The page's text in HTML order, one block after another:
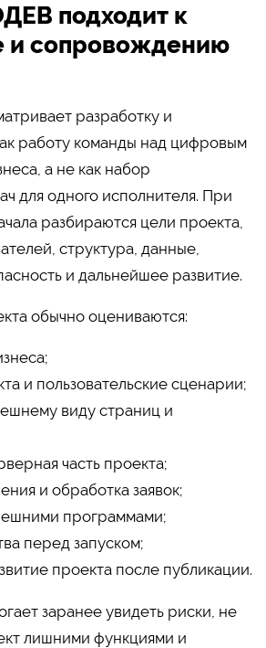
подходит к
и сопровождению
разработку и
работу команды над цифровым
а не как набор
для одного исполнителя. При
разбираются цели проекта,
структура, данные,
и дальнейшее развитие.
обычно оцениваются:
и пользовательские сценарии;
виду страниц и
часть проекта;
и обработка заявок;
программами;
перед запуском;
проекта после публикации.
заранее увидеть риски, не
лишними функциями и